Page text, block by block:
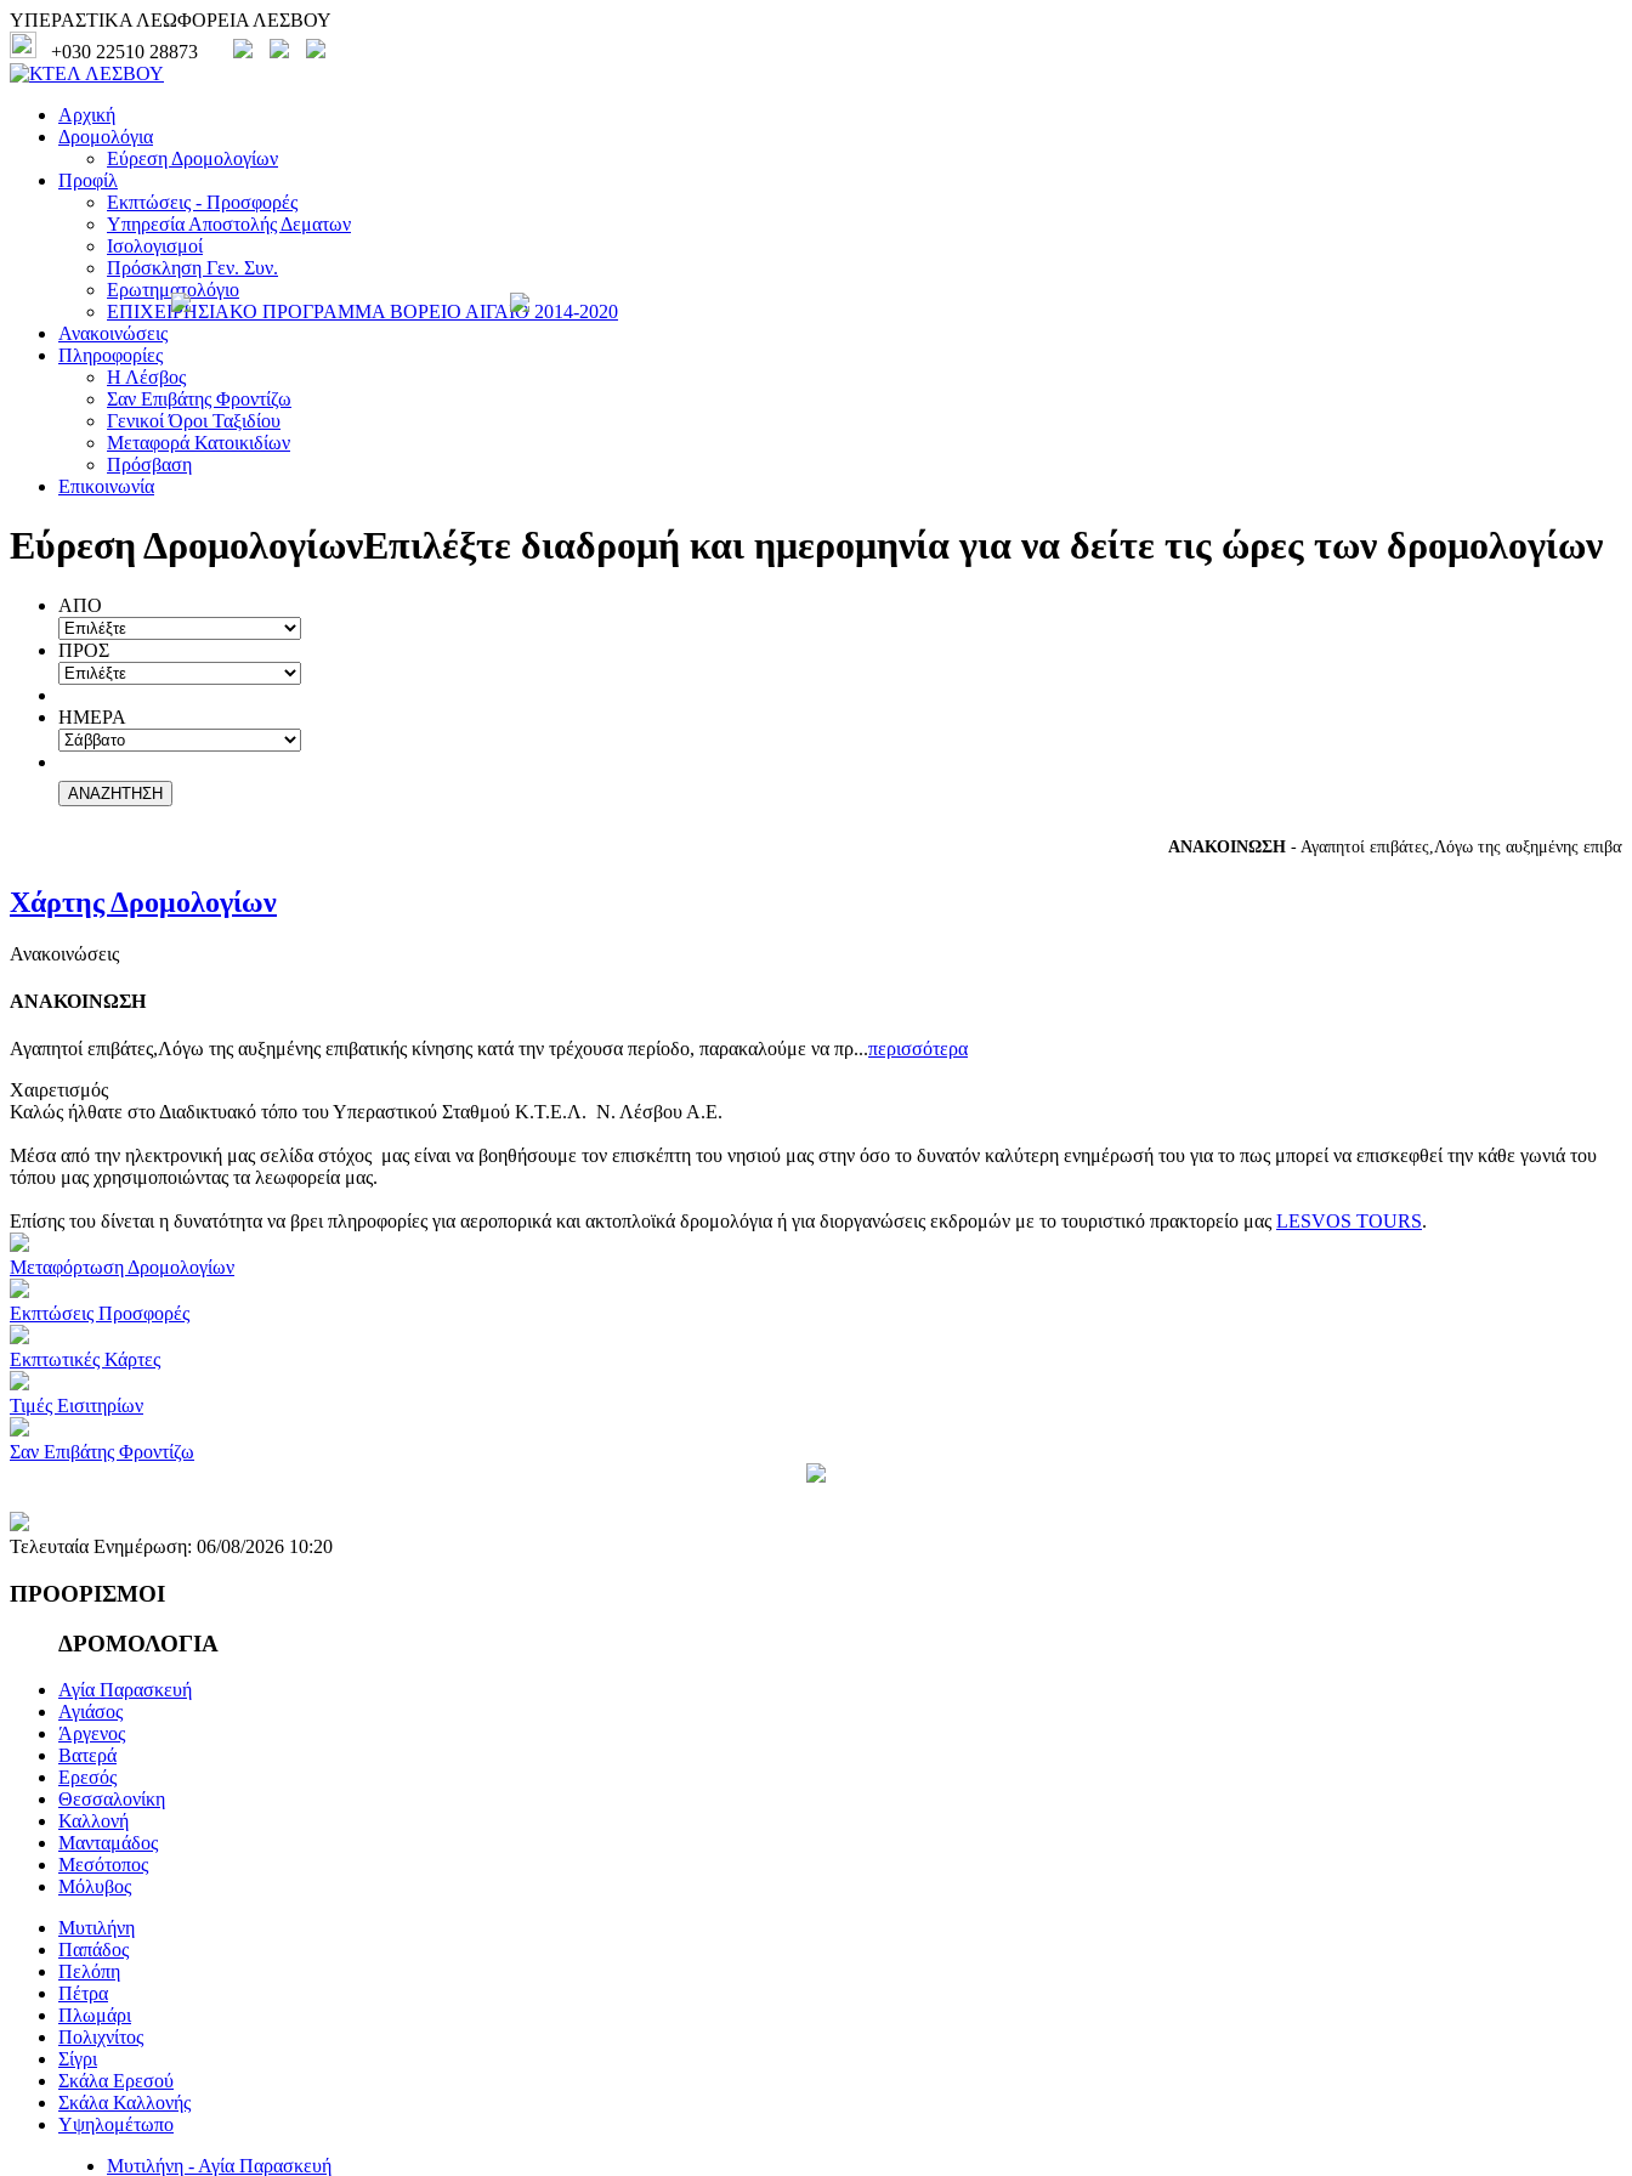
ΥΠΕΡΑΣΤΙΚΑ ΛΕΩΦΟΡΕΙΑ ΛΕΣΒΟΥ
+030 22510 28873
Αρχική
Δρομολόγια
Εύρεση Δρομολογίων
Προφίλ
Εκπτώσεις - Προσφορές
Υπηρεσία Αποστολής Δεματων
Ισολογισμοί
Πρόσκληση Γεν. Συν.
Ερωτηματολόγιο
ΕΠΙΧΕΙΡΗΣΙΑΚΟ ΠΡΟΓΡΑΜΜΑ ΒΟΡΕΙΟ ΑΙΓΑΙΟ 2014-2020
Ανακοινώσεις
Πληροφορίες
Η Λέσβος
Σαν Επιβάτης Φροντίζω
Γενικοί Όροι Ταξιδίου
Μεταφορά Κατοικιδίων
Πρόσβαση
Επικοινωνία
Εύρεση ΔρομολογίωνΕπιλέξτε διαδρομή και ημερομηνία για να δείτε τις ώρες των δρομολογίων
ΑΠΟ
ΠΡΟΣ
ΗΜΕΡΑ
ΑΝΑΚΟΙΝΩΣΗ- Αγαπητοί επιβάτες,Λόγω της αυξημένης
Χάρτης Δρομολογίων
Ανακοινώσεις
ΑΝΑΚΟΙΝΩΣΗ
Αγαπητοί επιβάτες,Λόγω της αυξημένης επιβατικής κίνησης κατά την τρέχουσα περίοδο, παρακαλούμε να πρ...περισσότερα
Χαιρετισμός
Καλώς ήλθατε στο Διαδικτυακό τόπο του Υπεραστικού Σταθμού Κ.Τ.Ε.Λ. Ν. Λέσβου Α.Ε.
Μέσα από την ηλεκτρονική μας σελίδα στόχος μας είναι να βοηθήσουμε τον επισκέπτη του νησιού μας στην όσο το δυνατόν καλύτερη ενημέρωσή του για το πως μπορεί να επισκεφθεί την κάθε γωνιά του
τόπου μας χρησιμοποιώντας τα λεωφορεία μας.
Επίσης του δίνεται η δυνατότητα να βρει πληροφορίες για αεροπορικά και ακτοπλοϊκά δρομολόγια ή για διοργανώσεις εκδρομών με το τουριστικό πρακτορείο μας LESVOS TOURS.
Μεταφόρτωση Δρομολογίων
Εκπτώσεις Προσφορές
Εκπτωτικές Κάρτες
Τιμές Εισιτηρίων
Σαν Επιβάτης Φροντίζω
Τελευταία Ενημέρωση: 06/08/2026 10:20
ΠΡΟΟΡΙΣΜΟΙ
ΔΡΟΜΟΛΟΓΙΑ
Αγία Παρασκευή
Αγιάσος
Άργενος
Βατερά
Ερεσός
Θεσσαλονίκη
Καλλονή
Μανταμάδος
Μεσότοπος
Μόλυβος
Μυτιλήνη
Παπάδος
Πελόπη
Πέτρα
Πλωμάρι
Πολιχνίτος
Σίγρι
Σκάλα Ερεσού
Σκάλα Καλλονής
Υψηλομέτωπο
Μυτιλήνη - Αγία Παρασκευή